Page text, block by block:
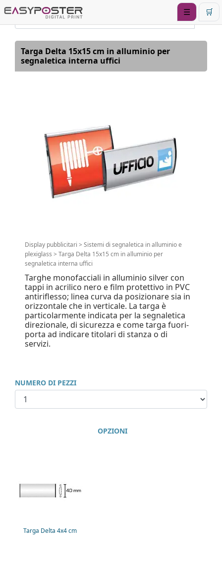
☰ 🛒
Targa Delta 15x15 cm in alluminio per
segnaletica interna uffici
Display pubblicitari > Sistemi di segnaletica in alluminio e
plexiglass > Targa Delta 15x15 cm in alluminio per
segnaletica interna uffici
Targhe monofacciali in alluminio silver con
tappi in acrilico nero e film protettivo in PVC
antiriflesso; linea curva da posizionare sia in
orizzontale che in verticale. La targa è
particolarmente indicata per la segnaletica
direzionale, di sicurezza e come targa fuori-
porta ad indicare titolari di stanza o di
servizi.
NUMERO DI PEZZI
OPZIONI
Targa Delta 4x4 cm